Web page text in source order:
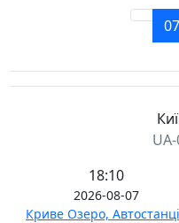
18:10
2026-08-07
Криве Озеро,